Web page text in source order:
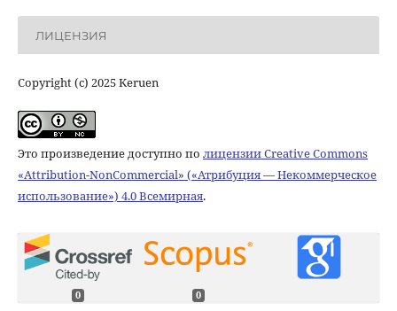
ЛИЦЕНЗИЯ
Copyright (c) 2025 Keruen
Это произведение доступно по лицензии Creative Commons
«Attribution-NonCommercial» («Атрибуция — Некоммерческое
использование») 4.0 Всемирная.
0 0